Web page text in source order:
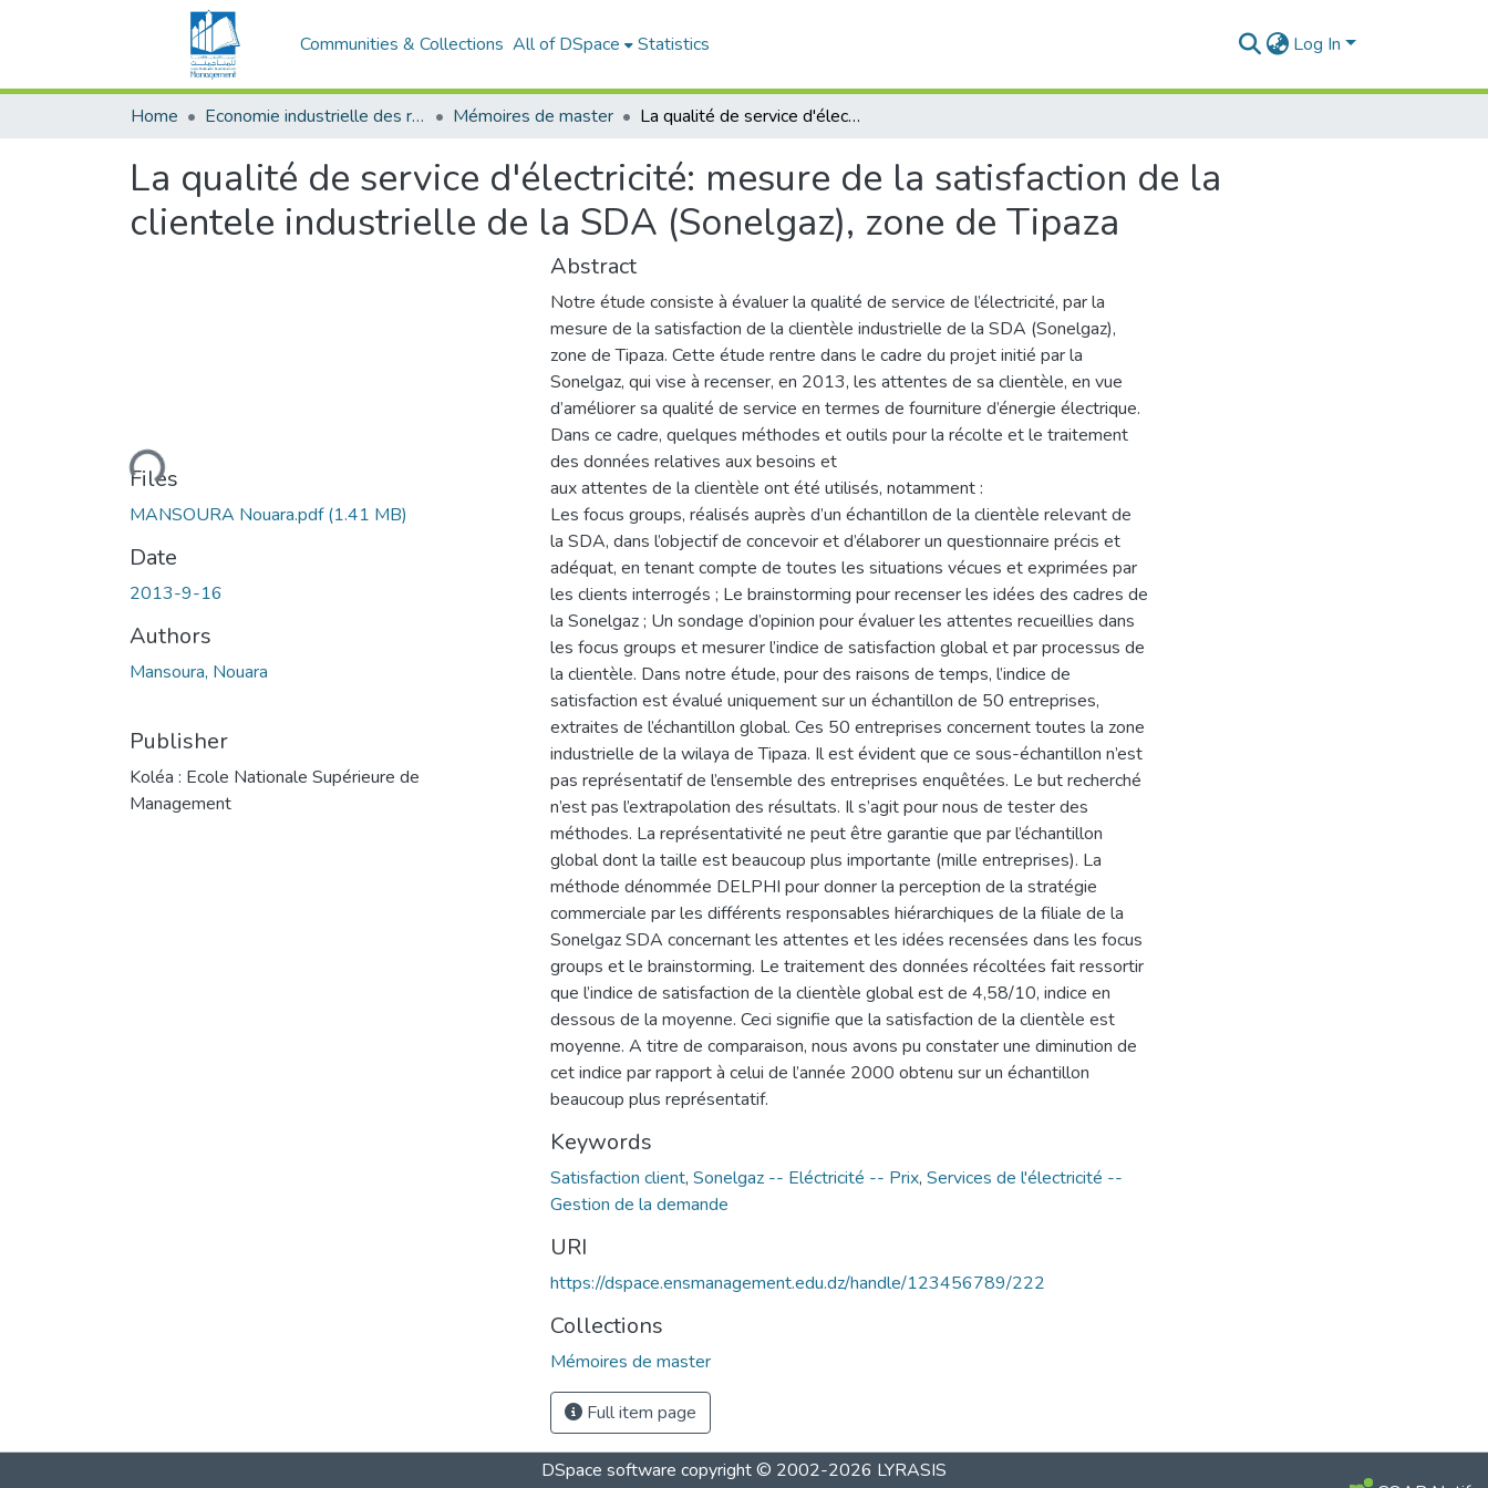
Communities & Collections All of DSpace Statistics Log In
Home Economie industrielle des réseaux et infrastructures Mémoires de master La qualité de service d'électricité: mesure de la satisfaction de la clientele industrielle de la SDA (Sonelgaz), zone de Tipaza
La qualité de service d'électricité: mesure de la satisfaction de la
clientele industrielle de la SDA (Sonelgaz), zone de Tipaza
Loading...
Files
MANSOURA Nouara.pdf(1.41 MB)
Date
2013-9-16
Authors
Mansoura, Nouara
Publisher
Koléa : Ecole Nationale Supérieure de
Management
Abstract
Notre étude consiste à évaluer la qualité de service de l’électricité, par la
mesure de la satisfaction de la clientèle industrielle de la SDA (Sonelgaz),
zone de Tipaza. Cette étude rentre dans le cadre du projet initié par la
Sonelgaz, qui vise à recenser, en 2013, les attentes de sa clientèle, en vue
d’améliorer sa qualité de service en termes de fourniture d’énergie électrique.
Dans ce cadre, quelques méthodes et outils pour la récolte et le traitement
des données relatives aux besoins et
aux attentes de la clientèle ont été utilisés, notamment :
Les focus groups, réalisés auprès d’un échantillon de la clientèle relevant de
la SDA, dans l’objectif de concevoir et d’élaborer un questionnaire précis et
adéquat, en tenant compte de toutes les situations vécues et exprimées par
les clients interrogés ; Le brainstorming pour recenser les idées des cadres de
la Sonelgaz ; Un sondage d’opinion pour évaluer les attentes recueillies dans
les focus groups et mesurer l’indice de satisfaction global et par processus de
la clientèle. Dans notre étude, pour des raisons de temps, l’indice de
satisfaction est évalué uniquement sur un échantillon de 50 entreprises,
extraites de l’échantillon global. Ces 50 entreprises concernent toutes la zone
industrielle de la wilaya de Tipaza. Il est évident que ce sous-échantillon n’est
pas représentatif de l’ensemble des entreprises enquêtées. Le but recherché
n’est pas l’extrapolation des résultats. Il s’agit pour nous de tester des
méthodes. La représentativité ne peut être garantie que par l’échantillon
global dont la taille est beaucoup plus importante (mille entreprises). La
méthode dénommée DELPHI pour donner la perception de la stratégie
commerciale par les différents responsables hiérarchiques de la filiale de la
Sonelgaz SDA concernant les attentes et les idées recensées dans les focus
groups et le brainstorming. Le traitement des données récoltées fait ressortir
que l’indice de satisfaction de la clientèle global est de 4,58/10, indice en
dessous de la moyenne. Ceci signifie que la satisfaction de la clientèle est
moyenne. A titre de comparaison, nous avons pu constater une diminution de
cet indice par rapport à celui de l’année 2000 obtenu sur un échantillon
beaucoup plus représentatif.
Keywords
Satisfaction client, Sonelgaz -- Eléctricité -- Prix, Services de l'électricité --
Gestion de la demande
URI
https://dspace.ensmanagement.edu.dz/handle/123456789/222
Collections
Mémoires de master
Full item page
DSpace software copyright © 2002-2026 LYRASIS